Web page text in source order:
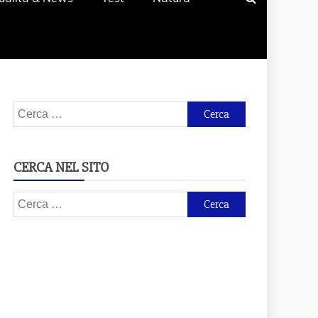
Ricerca
per:
CERCA NEL SITO
Ricerca
per: